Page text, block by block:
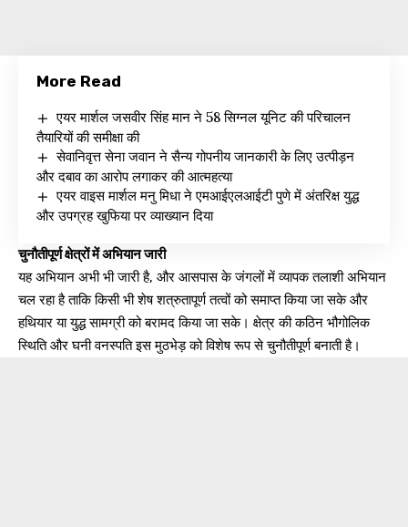
More Read
एयर मार्शल जसवीर सिंह मान ने 58 सिग्नल यूनिट की परिचालन
तैयारियों की समीक्षा की
सेवानिवृत्त सेना जवान ने सैन्य गोपनीय जानकारी के लिए उत्पीड़न
और दबाव का आरोप लगाकर की आत्महत्या
एयर वाइस मार्शल मनु मिधा ने एमआईएलआईटी पुणे में अंतरिक्ष युद्ध
और उपग्रह खुफिया पर व्याख्यान दिया
चुनौतीपूर्ण क्षेत्रों में अभियान जारी
यह अभियान अभी भी जारी है, और आसपास के जंगलों में व्यापक तलाशी अभियान
चल रहा है ताकि किसी भी शेष शत्रुतापूर्ण तत्वों को समाप्त किया जा सके और
हथियार या युद्ध सामग्री को बरामद किया जा सके। क्षेत्र की कठिन भौगोलिक
स्थिति और घनी वनस्पति इस मुठभेड़ को विशेष रूप से चुनौतीपूर्ण बनाती है।